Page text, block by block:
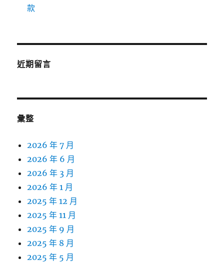
款
近期留言
彙整
2026 年 7 月
2026 年 6 月
2026 年 3 月
2026 年 1 月
2025 年 12 月
2025 年 11 月
2025 年 9 月
2025 年 8 月
2025 年 5 月